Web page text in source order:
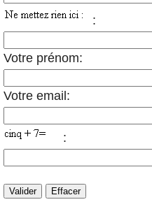
:
Votre prénom:
Votre email:
: